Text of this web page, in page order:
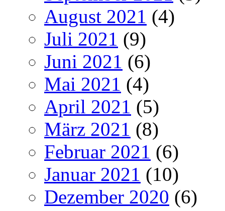
August 2021 (4)
Juli 2021 (9)
Juni 2021 (6)
Mai 2021 (4)
April 2021 (5)
März 2021 (8)
Februar 2021 (6)
Januar 2021 (10)
Dezember 2020 (6)